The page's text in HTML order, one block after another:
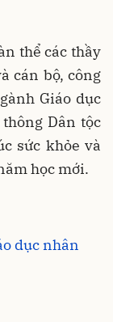
thể các thầy
cán bộ, công
Giáo dục
Dân tộc
sức khỏe và
học mới.
dục nhân